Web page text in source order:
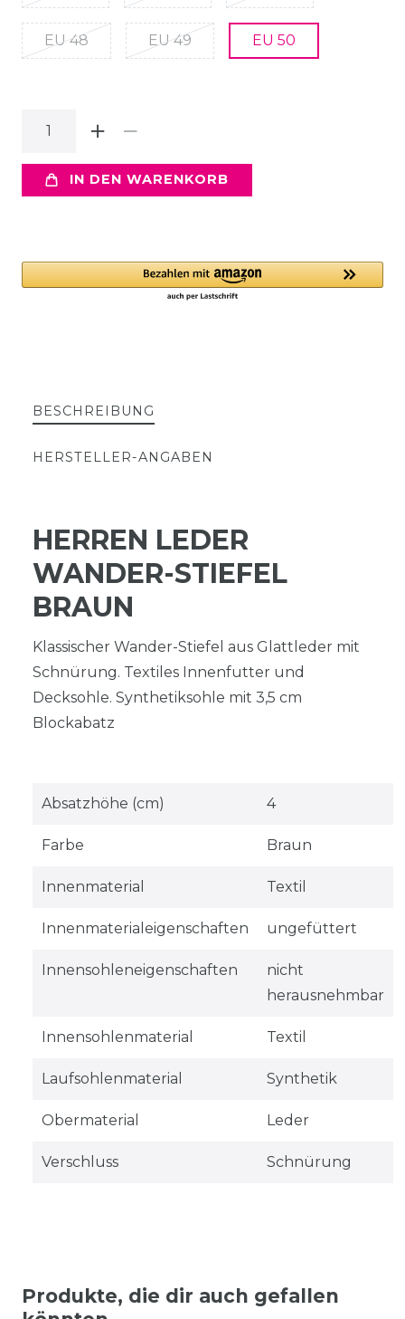
EU 48 EU 49 EU 50
IN DEN WARENKORB
BESCHREIBUNG
HERSTELLER-ANGABEN
HERREN LEDER
WANDER-STIEFEL
BRAUN
Klassischer Wander-Stiefel aus Glattleder mit
Schnürung. Textiles Innenfutter und
Decksohle. Synthetiksohle mit 3,5 cm
Blockabatz
Absatzhöhe (cm) 4
Farbe Braun
Innenmaterial Textil
Innenmaterialeigenschaften ungefüttert
Innensohleneigenschaften
nicht
herausnehmbar
Innensohlenmaterial Textil
Laufsohlenmaterial Synthetik
Obermaterial Leder
Verschluss Schnürung
Produkte, die dir auch gefallen